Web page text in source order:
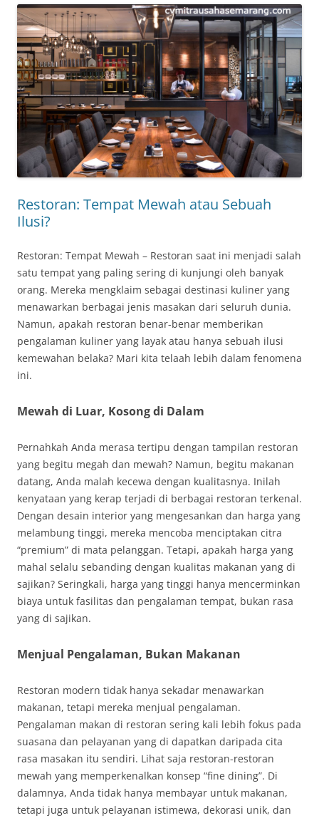
Restoran: Tempat Mewah atau Sebuah
Ilusi?
Restoran: Tempat Mewah – Restoran saat ini menjadi salah
satu tempat yang paling sering di kunjungi oleh banyak
orang. Mereka mengklaim sebagai destinasi kuliner yang
menawarkan berbagai jenis masakan dari seluruh dunia.
Namun, apakah restoran benar-benar memberikan
pengalaman kuliner yang layak atau hanya sebuah ilusi
kemewahan belaka? Mari kita telaah lebih dalam fenomena
ini.
Mewah di Luar, Kosong di Dalam
Pernahkah Anda merasa tertipu dengan tampilan restoran
yang begitu megah dan mewah? Namun, begitu makanan
datang, Anda malah kecewa dengan kualitasnya. Inilah
kenyataan yang kerap terjadi di berbagai restoran terkenal.
Dengan desain interior yang mengesankan dan harga yang
melambung tinggi, mereka mencoba menciptakan citra
“premium” di mata pelanggan. Tetapi, apakah harga yang
mahal selalu sebanding dengan kualitas makanan yang di
sajikan? Seringkali, harga yang tinggi hanya mencerminkan
biaya untuk fasilitas dan pengalaman tempat, bukan rasa
yang di sajikan.
Menjual Pengalaman, Bukan Makanan
Restoran modern tidak hanya sekadar menawarkan
makanan, tetapi mereka menjual pengalaman.
Pengalaman makan di restoran sering kali lebih fokus pada
suasana dan pelayanan yang di dapatkan daripada cita
rasa masakan itu sendiri. Lihat saja restoran-restoran
mewah yang memperkenalkan konsep “fine dining”. Di
dalamnya, Anda tidak hanya membayar untuk makanan,
tetapi juga untuk pelayanan istimewa, dekorasi unik, dan